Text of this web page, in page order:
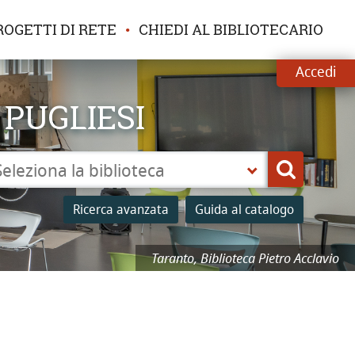
DI RETE CHIEDI AL BIBLIOTECARIO
Accedi
Taranto, Biblioteca Pietro Acclavio
Cerca
Ricerca avanzata Guida al catalogo